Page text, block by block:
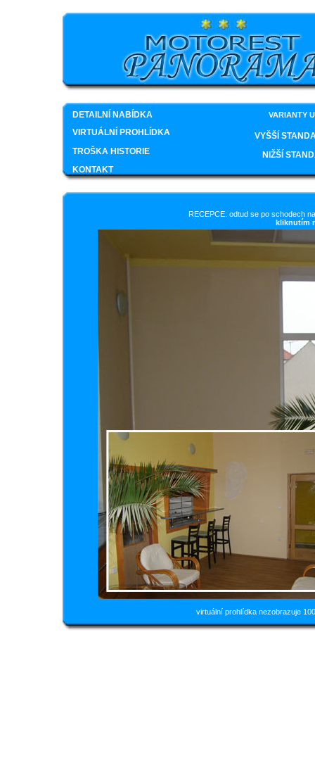
DETAILNÍ NABÍDKA VARIANTY
VIRTUÁLNÍ PROHLÍDKA
VYŠŠÍ
TROŠKA HISTORIE
NIŽŠÍ
KONTAKT
RECEPCE: odtud se po schodech
kliknutím
virtuální prohlídka nezobrazuje